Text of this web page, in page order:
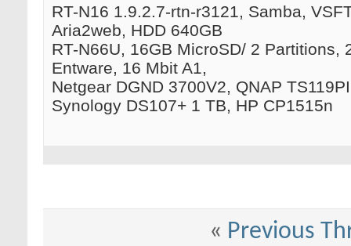
RT-N16 1.9.2.7-rtn-r3121, Samba,
Aria2web, HDD 640GB
RT-N66U, 16GB MicroSD/ 2
Entware, 16 Mbit A1,
Netgear DGND 3700V2, QNAP
Synology DS107+ 1 TB, HP CP1515n
« Previous